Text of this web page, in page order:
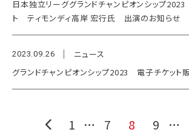
日本独立リーググランドチャンピオンシップ
ト ティモンディ高岸 宏行氏 出演のお知らせ
2023.09.26
ニュース
グランドチャンピオンシップ2023 電子チケット
1 … 7 8 9 …